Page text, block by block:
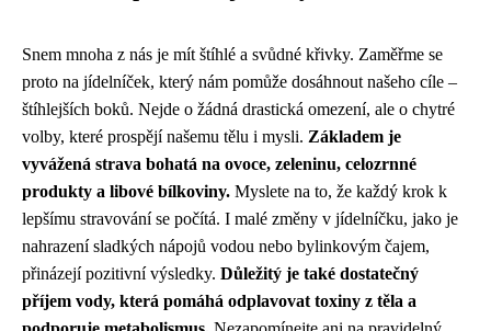
Snem mnoha z nás je mít štíhlé a svůdné křivky. Zaměřme se
proto na jídelníček, který nám pomůže dosáhnout našeho cíle –
štíhlejších boků. Nejde o žádná drastická omezení, ale o chytré
volby, které prospějí našemu tělu i mysli. Základem je
vyvážená strava bohatá na ovoce, zeleninu, celozrnné
produkty a libové bílkoviny. Myslete na to, že každý krok k
lepšímu stravování se počítá. I malé změny v jídelníčku, jako je
nahrazení sladkých nápojů vodou nebo bylinkovým čajem,
přinázejí pozitivní výsledky. Důležitý je také dostatečný
příjem vody, která pomáhá odplavovat toxiny z těla a